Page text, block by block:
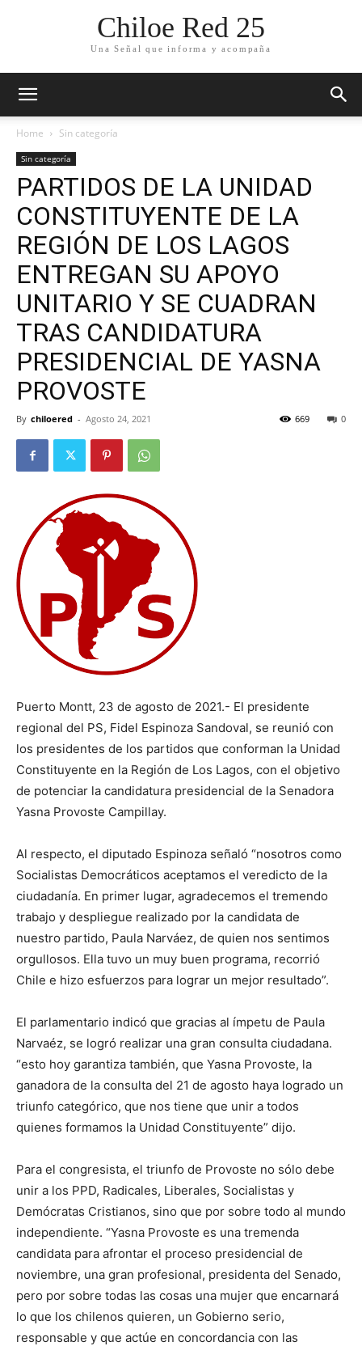
Chiloe Red 25
Una Señal que informa y acompaña
Home Sin categoría
Sin categoría
PARTIDOS DE LA UNIDAD
CONSTITUYENTE DE LA
REGIÓN DE LOS LAGOS
ENTREGAN SU APOYO
UNITARIO Y SE CUADRAN
TRAS CANDIDATURA
PRESIDENCIAL DE YASNA
PROVOSTE
By chiloered - Agosto 24, 2021 0
669
Puerto Montt, 23 de agosto de 2021.- El presidente
regional del PS, Fidel Espinoza Sandoval, se reunió con
los presidentes de los partidos que conforman la Unidad
Constituyente en la Región de Los Lagos, con el objetivo
de potenciar la candidatura presidencial de la Senadora
Yasna Provoste Campillay.
Al respecto, el diputado Espinoza señaló “nosotros como
Socialistas Democráticos aceptamos el veredicto de la
ciudadanía. En primer lugar, agradecemos el tremendo
trabajo y despliegue realizado por la candidata de
nuestro partido, Paula Narváez, de quien nos sentimos
orgullosos. Ella tuvo un muy buen programa, recorrió
Chile e hizo esfuerzos para lograr un mejor resultado”.
El parlamentario indicó que gracias al ímpetu de Paula
Narvaéz, se logró realizar una gran consulta ciudadana.
“esto hoy garantiza también, que Yasna Provoste, la
ganadora de la consulta del 21 de agosto haya logrado un
triunfo categórico, que nos tiene que unir a todos
quienes formamos la Unidad Constituyente” dijo.
Para el congresista, el triunfo de Provoste no sólo debe
unir a los PPD, Radicales, Liberales, Socialistas y
Demócratas Cristianos, sino que por sobre todo al mundo
independiente. “Yasna Provoste es una tremenda
candidata para afrontar el proceso presidencial de
noviembre, una gran profesional, presidenta del Senado,
pero por sobre todas las cosas una mujer que encarnará
lo que los chilenos quieren, un Gobierno serio,
responsable y que actúe en concordancia con las